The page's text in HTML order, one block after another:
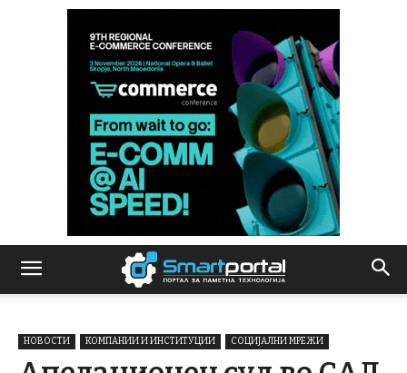
НОВОСТИ КОМПАНИИ И ИНСТИТУЦИИ СОЦИЈАЛНИ МРЕЖИ